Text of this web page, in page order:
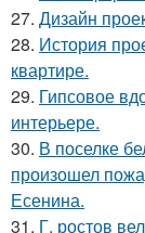
27. Дизайн
28. История
квартире.
29. Гипсовое
интерьере.
30. В поселке
произошел
Есенина.
31. Г. ростов